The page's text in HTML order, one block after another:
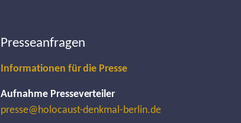
Presseanfragen
Informationen für die Presse
Aufnahme Presseverteiler
presse@holocaust-denkmal-berlin.de